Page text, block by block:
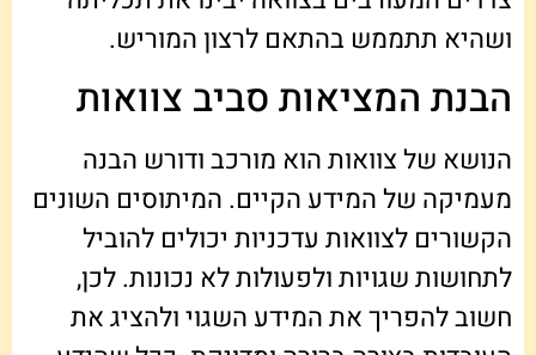
ושהיא תתממש בהתאם לרצון המוריש.
הבנת המציאות סביב צוואות
הנושא של צוואות הוא מורכב ודורש הבנה
מעמיקה של המידע הקיים. המיתוסים השונים
הקשורים לצוואות עדכניות יכולים להוביל
לתחושות שגויות ולפעולות לא נכונות. לכן,
חשוב להפריך את המידע השגוי ולהציג את